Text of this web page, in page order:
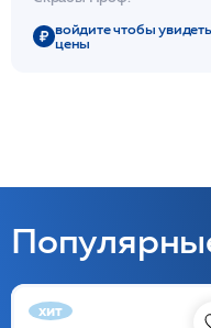
SCRUB /
войдите чтобы увидеть
цены
хит